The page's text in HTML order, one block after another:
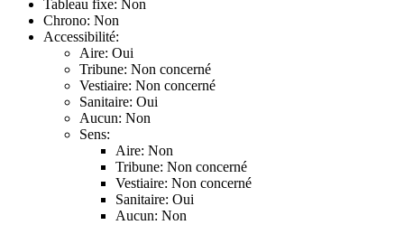
Tableau fixe: Non
Chrono: Non
Accessibilité:
Aire: Oui
Tribune: Non concerné
Vestiaire: Non concerné
Sanitaire: Oui
Aucun: Non
Sens:
Aire: Non
Tribune: Non concerné
Vestiaire: Non concerné
Sanitaire: Oui
Aucun: Non